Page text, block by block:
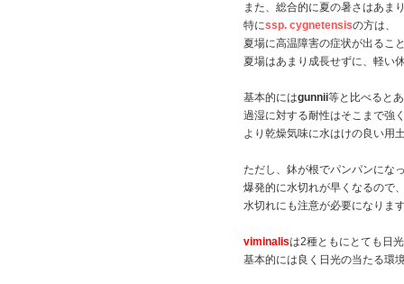
また、総合的に夏の暑さはあま
特にssp. cygnetensisの方は、
夏場に高温障害の症状が出るこ
夏場はあまり成長せずに、軽い
基本的にはgunnii等と比べると
過湿に対する耐性はそこまで強
より乾燥気味に水はけの良い用
ただし、鉢が根でパンパンにな
爆発的に水切れが早くなるので
水切れにも注意が必要になりま
viminalisは2種ともにとても日
基本的には良く日光の当たる環